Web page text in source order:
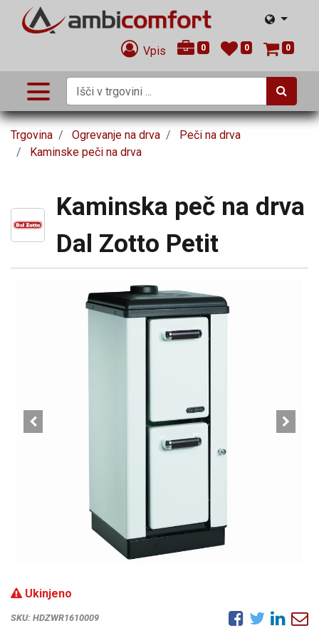
Vpis 0 0 0
Trgovina Ogrevanje na drva
Peči na drva
Kaminske peči na drva
Kaminska peč na drva
Dal Zotto Petit
Ukinjeno
SKU: HDZWR1610009